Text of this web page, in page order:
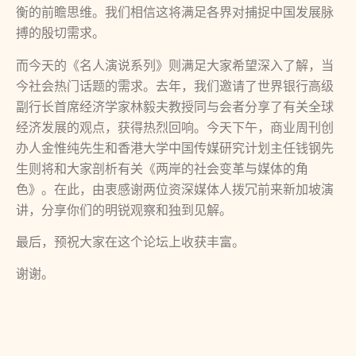
衡的前瞻思维。我们相信这将满足各界对捕捉中国发展脉
搏的殷切需求。
而今天的《名人演说系列》则满足大家希望深入了解，当
今社会热门话题的需求。去年，我们邀请了世界银行高级
副行长首席经济学家林毅夫教授同与会者分享了有关全球
经济发展的观点，获得热烈回响。今天下午，商业周刊创
办人金惟纯先生和香港大学中国传媒研究计划主任钱钢先
生则将和大家剖析有关《两岸的社会变革与媒体的角
色》。在此，由衷感谢两位资深媒体人拨冗前来新加坡演
讲，分享你们的明锐观察和独到见解。
最后，预祝大家在这个论坛上收获丰富。
谢谢。